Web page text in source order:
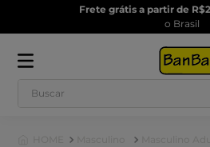
Frete grátis a partir de R$250,00|
o Brasil
Saiba